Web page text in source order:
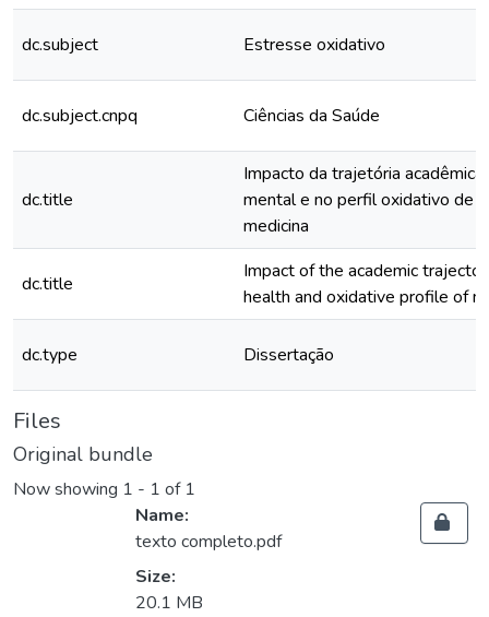
dc.subject Estresse oxidativo
dc.subject.cnpq Ciências da Saúde
dc.title
Impacto da trajetória acadêmica
mental e no perfil oxidativo de
medicina
dc.title
Impact of the academic
health and oxidative profile of
dc.type Dissertação
Files
Original bundle
Now showing 1 - 1 of 1
Name:
texto completo.pdf
Size:
20.1 MB